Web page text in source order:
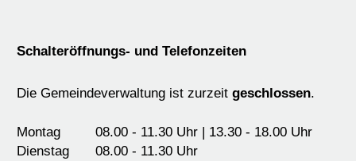
Schalteröffnungs- und Telefonzeiten
Die Gemeindeverwaltung ist zurzeitgeschlossen.
Montag
08.00 - 11.30 Uhr | 13.30 - 18.00 Uhr
Dienstag
08.00 - 11.30 Uhr